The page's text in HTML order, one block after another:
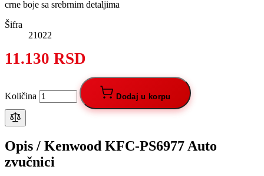
crne boje sa srebrnim detaljima
Šifra
21022
11.130 RSD
Količina Dodaj u korpu
Opis / Kenwood KFC-PS6977 Auto
zvučnici